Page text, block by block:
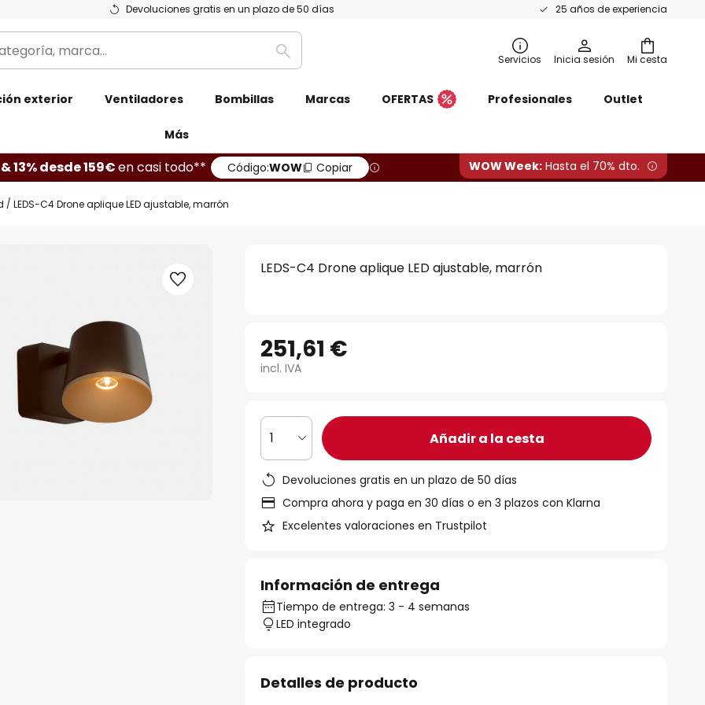
Devoluciones gratis en un plazo de 50 días 25 años de experiencia
Mi cesta
Buscar Servicios Inicia sesión
exterior Ventiladores Bombillas Marcas OFERTAS Profesionales Outlet
Más
13% desde 159€en casi todo** Código:WOW Copiar WOW Week: Hasta el 70% dto.
LEDS-C4 Drone aplique LED ajustable, marrón
LEDS-C4 Drone aplique LED ajustable, marrón
251,61 €
incl. IVA
1 Añadir a la cesta
Devoluciones gratis en un plazo de 50 días
Compra ahora y paga en 30 días o en 3 plazos con Klarna
Excelentes valoraciones en Trustpilot
Información de entrega
Tiempo de entrega: 3 - 4 semanas
LED integrado
Detalles de producto